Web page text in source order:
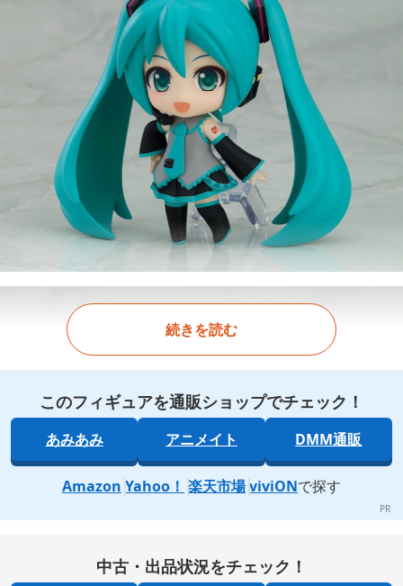
続きを読む
このフィギュアを通販ショップでチェック！
あみあみ アニメイト DMM通販
Amazon Yahoo！ 楽天市場 viviONで探す
中古・出品状況をチェック！